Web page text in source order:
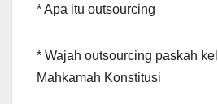
* Apa itu outsourcing
* Wajah outsourcing paskah
Mahkamah Konstitusi